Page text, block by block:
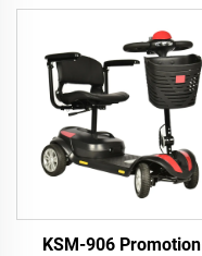
Tricycles Portable
Mobilitetsscooter for
ældre
KSM-906 Promotion